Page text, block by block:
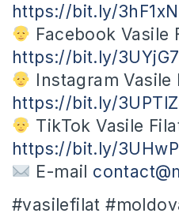
https://bit.ly/
Facebook Vasile
https://bit.ly/
Instagram Vasile
https://bit.ly/
TikTok Vasile
https://bit.ly/
E-mail
#vasilefilat